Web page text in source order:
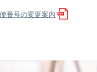
番号の変更案内